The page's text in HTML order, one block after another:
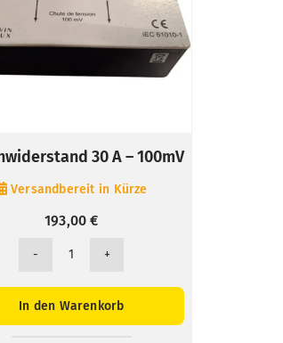
30 A – 100mV
Versandbereit in Kürze
193,00€
Nebenwiderstand
A
In den Warenkorb